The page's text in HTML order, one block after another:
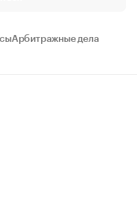
Арбитражные дела